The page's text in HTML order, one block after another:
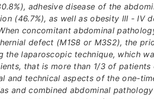
adhesive disease of the
(46.7%), as well as obesity III - IV
concomitant abdominal
defect (M1S8 or M3S2), the
the laparoscopic technique, which
that is more than 1/3 of patients
and technical aspects of the one-
and combined abdominal